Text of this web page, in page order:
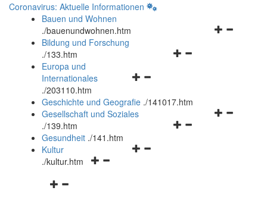
Coronavirus: Aktuelle Informationen
Bauen und Wohnen
./bauenundwohnen.htm
Navigationsmenü
Bildung und Forschung
./133.htm
Navigationsmenü
und
schließen
Europa und
Internationales
./203110.htm
Geschichte und Geografie ./141017.htm
Navigationsmenü
Gesellschaft und Soziales
./139.htm
Navigationsmenü
Gesundheit ./141.htm
Navigationsmenü
Kultur
./kultur.htm
Navigationsmenü